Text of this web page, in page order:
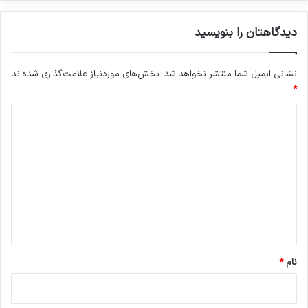
زمینه محاکمه تروریست ها تاکید نمود.
در پایان بیانیه انجمن دفاع از قربانیان ترور در
دیدگاهتان را بنویسید
نشانی ایمیل شما منتشر نخواهد شد. بخش‌های موردنیاز علامت‌گذاری شده‌اند
*
نام*